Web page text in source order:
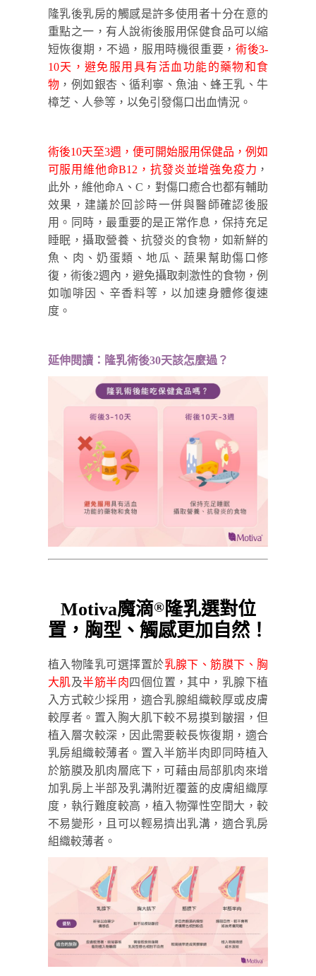
隆乳後乳房的觸感是許多使用者十分在意的
重點之一，有人說術後服用保健食品可以縮
短恢復期，不過，服用時機很重要，術後3-
10天，避免服用具有活血功能的藥物和食
物 ，例如銀杏、循利寧、魚油、蜂王乳、牛
樟芝、人參等，以免引發傷口出血情況。
術後10天至3週，便可開始服用保健品，例如
可服用維他命B12，抗發炎並增強免疫力 ，
此外，維他命A、C，對傷口癒合也都有輔助
效果，建議於回診時一併與醫師確認後服
用。同時，最重要的是正常作息，保持充足
睡眠，攝取營養、抗發炎的食物，如新鮮的
魚、肉、奶蛋類、地瓜、蔬果幫助傷口修
復，術後2週內，避免攝取刺激性的食物，例
如咖啡因、辛香料等，以加速身體修復速
度。
延伸閱讀： 隆乳術後30天該怎麼過？
Motiva魔滴®隆乳選對位
置，胸型、觸感更加自然！
植入物隆乳可選擇置於乳腺下、筋膜下、胸
大肌及半筋半肉四個位置，其中，乳腺下植
入方式較少採用，適合乳腺組織較厚或皮膚
較厚者。置入胸大肌下較不易摸到皺摺，但
植入層次較深，因此需要較長恢復期，適合
乳房組織較薄者。置入半筋半肉即同時植入
於筋膜及肌肉層底下，可藉由局部肌肉來增
加乳房上半部及乳溝附近覆蓋的皮膚組織厚
度，執行難度較高，植入物彈性空間大，較
不易變形，且可以輕易擠出乳溝，適合乳房
組織較薄者。